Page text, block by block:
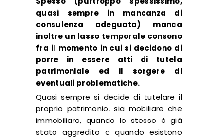
quasi sempre in mancanza di
consulenza adeguata) manca
inoltre un lasso temporale consono
fra il momento in cui si decidono di
porre in essere atti di tutela
patrimoniale ed il sorgere di
eventuali problematiche.
Quasi sempre si decide di tutelare il
proprio patrimonio, sia mobiliare che
immobiliare, quando lo stesso è già
stato aggredito o quando esistono